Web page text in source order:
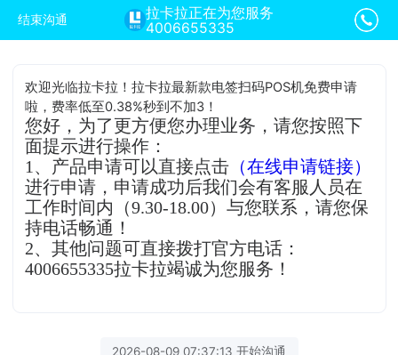
结束沟通
拉卡拉正在为您服务
4006655335
欢迎光临拉卡拉！拉卡拉最新款电签扫码POS机免费申请
啦，费率低至0.38%秒到不加3！
您好，为了更方便您办理业务，请您按照下
面提示进行操作：
1、产品申请可以直接点击 （在线申请链接）
进行申请，申请成功后我们会有客服人员在
工作时间内（9.30-18.00）与您联系，请您保
持电话畅通！
2、其他问题可直接拨打官方电话：
4006655335拉卡拉竭诚为您服务！
2026-08-09 07:37:13 开始沟通